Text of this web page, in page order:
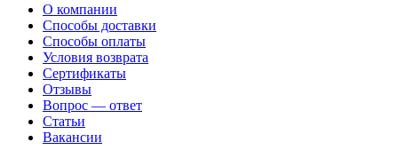
О компании
Способы доставки
Способы оплаты
Условия возврата
Сертификаты
Отзывы
Вопрос — ответ
Статьи
Вакансии